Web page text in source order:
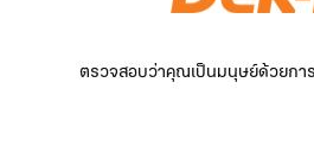
ตรวจสอบว่าคุณเป็นมนุษย์ด้วยการ